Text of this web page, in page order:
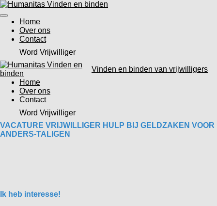
Ga
direct
naar
de
hoofdinhoud
Home
Over ons
Contact
Word Vrijwilliger
Vinden en binden van vrijwilligers
Home
Over ons
Contact
Word Vrijwilliger
VACATURE VRIJWILLIGER HULP BIJ GELDZAKEN VOOR
ANDERS-TALIGEN
Ik heb interesse!